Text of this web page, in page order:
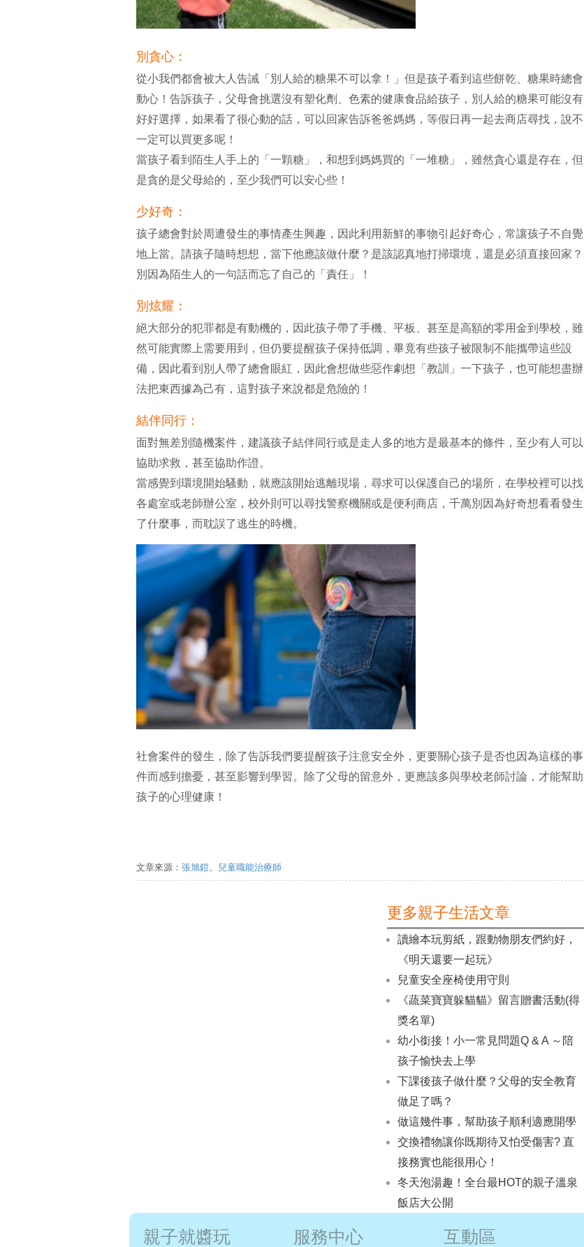
別貪心：
從小我們都會被大人告誡「別人給的糖果不可以拿！」但是孩子看到這些餅乾、糖果時總會
動心！告訴孩子，父母會挑選沒有塑化劑、色素的健康食品給孩子，別人給的糖果可能沒有
好好選擇，如果看了很心動的話，可以回家告訴爸爸媽媽，等假日再一起去商店尋找，說不
一定可以買更多呢！
當孩子看到陌生人手上的「一顆糖」，和想到媽媽買的「一堆糖」，雖然貪心還是存在，但
是貪的是父母給的，至少我們可以安心些！
少好奇：
孩子總會對於周遭發生的事情產生興趣，因此利用新鮮的事物引起好奇心，常讓孩子不自覺
地上當。請孩子隨時想想，當下他應該做什麼？是該認真地打掃環境，還是必須直接回家？
別因為陌生人的一句話而忘了自己的「責任」！
別炫耀：
絕大部分的犯罪都是有動機的，因此孩子帶了手機、平板、甚至是高額的零用金到學校，雖
然可能實際上需要用到，但仍要提醒孩子保持低調，畢竟有些孩子被限制不能攜帶這些設
備，因此看到別人帶了總會眼紅，因此會想做些惡作劇想「教訓」一下孩子，也可能想盡辦
法把東西據為己有，這對孩子來說都是危險的！
結伴同行：
面對無差別隨機案件，建議孩子結伴同行或是走人多的地方是最基本的條件，至少有人可以
協助求救，甚至協助作證。
當感覺到環境開始騷動，就應該開始逃離現場，尋求可以保護自己的場所，在學校裡可以找
各處室或老師辦公室，校外則可以尋找警察機關或是便利商店，千萬別因為好奇想看看發生
了什麼事，而耽誤了逃生的時機。
社會案件的發生，除了告訴我們要提醒孩子注意安全外，更要關心孩子是否也因為這樣的事
件而感到擔憂，甚至影響到學習。除了父母的留意外，更應該多與學校老師討論，才能幫助
孩子的心理健康！
文章來源： 張旭鎧。兒童職能治療師
更多親子生活文章
讀繪本玩剪紙，跟動物朋友們約好，
《明天還要一起玩》
兒童安全座椅使用守則
《蔬菜寶寶躲貓貓》留言贈書活動(得
獎名單)
幼小銜接！小一常見問題Q & A ～陪
孩子愉快去上學
下課後孩子做什麼？父母的安全教育
做足了嗎？
做這幾件事，幫助孩子順利適應開學
交換禮物讓你既期待又怕受傷害? 直
接務實也能很用心！
冬天泡湯趣！全台最HOT的親子溫泉
飯店大公開
親子就醬玩 服務中心 互動區